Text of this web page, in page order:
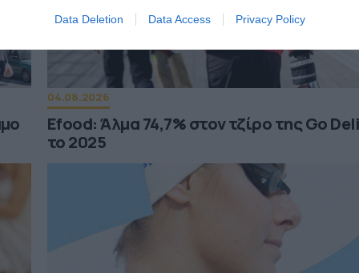
Data Deletion Data Access Privacy Policy
04.08.2026
Efood: Άλμα 74,7% στον τζίρο της Go
το 2025